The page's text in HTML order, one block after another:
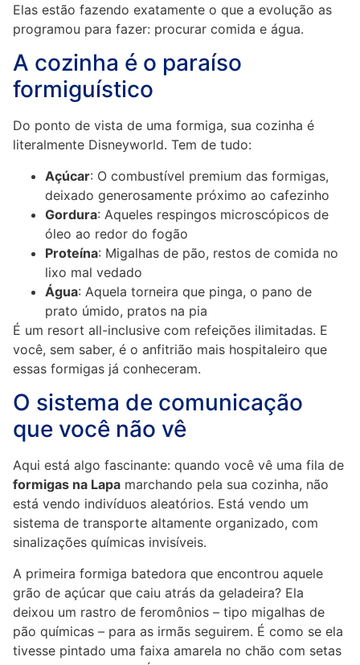
Elas estão fazendo exatamente o que a evolução as
programou para fazer: procurar comida e água.
A cozinha é o paraíso
formiguístico
Do ponto de vista de uma formiga, sua cozinha é
literalmente Disneyworld. Tem de tudo:
Açúcar: O combustível premium das formigas,
deixado generosamente próximo ao cafezinho
Gordura: Aqueles respingos microscópicos de
óleo ao redor do fogão
Proteína: Migalhas de pão, restos de comida no
lixo mal vedado
Água: Aquela torneira que pinga, o pano de
prato úmido, pratos na pia
É um resort all-inclusive com refeições ilimitadas. E
você, sem saber, é o anfitrião mais hospitaleiro que
essas formigas já conheceram.
O sistema de comunicação
que você não vê
Aqui está algo fascinante: quando você vê uma fila de
formigas na Lapa marchando pela sua cozinha, não
está vendo indivíduos aleatórios. Está vendo um
sistema de transporte altamente organizado, com
sinalizações químicas invisíveis.
A primeira formiga batedora que encontrou aquele
grão de açúcar que caiu atrás da geladeira? Ela
deixou um rastro de feromônios – tipo migalhas de
pão químicas – para as irmãs seguirem. É como se ela
tivesse pintado uma faixa amarela no chão com setas